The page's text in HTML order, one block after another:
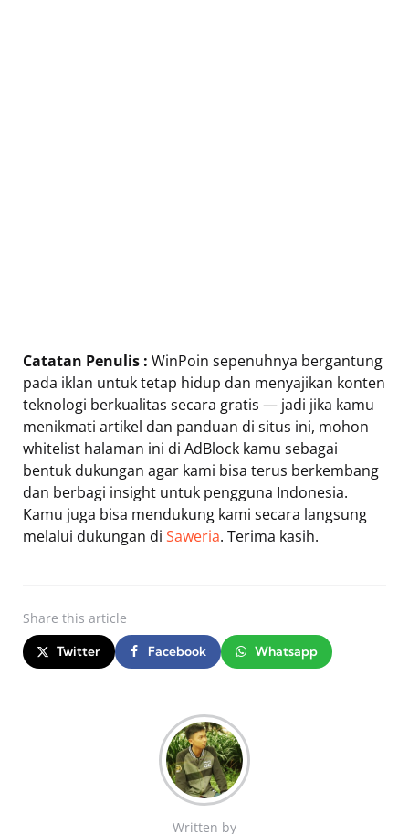
Catatan Penulis : WinPoin sepenuhnya bergantung
pada iklan untuk tetap hidup dan menyajikan konten
teknologi berkualitas secara gratis — jadi jika kamu
menikmati artikel dan panduan di situs ini, mohon
whitelist halaman ini di AdBlock kamu sebagai
bentuk dukungan agar kami bisa terus berkembang
dan berbagi insight untuk pengguna Indonesia.
Kamu juga bisa mendukung kami secara langsung
melalui dukungan di Saweria. Terima kasih.
Share this article
Twitter Facebook Whatsapp
Written by